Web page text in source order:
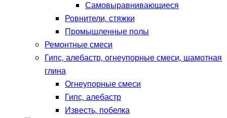
Самовыравнивающиеся
Ровнители, стяжки
Промышленные полы
Ремонтные смеси
Гипс, алебастр, огнеупорные смеси, шамотная
глина
Огнеупорные смеси
Гипс, алебастр
Известь, побелка